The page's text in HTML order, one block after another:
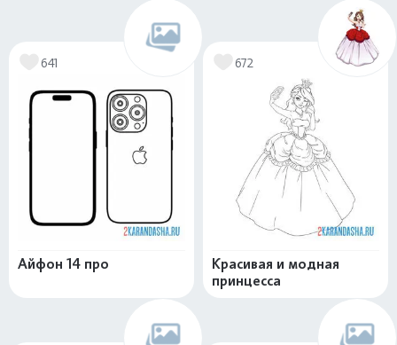
641
Айфон 14 про
672
Красивая и модная
принцесса